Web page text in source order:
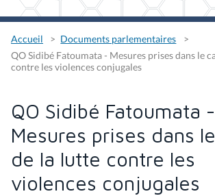
Accueil
Documents parlementaires
QO Sidibé Fatoumata - Mesures prises dans le
contre les violences conjugales
QO Sidibé Fatoumata -
Mesures prises dans
de la lutte contre les
violences conjugales